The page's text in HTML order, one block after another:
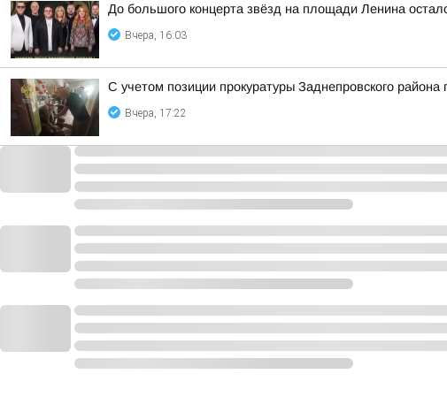
До большого концерта звёзд на площади Ленина
Вчера, 16:03
С учетом позиции прокуратуры Заднепровского
Вчера, 17:22